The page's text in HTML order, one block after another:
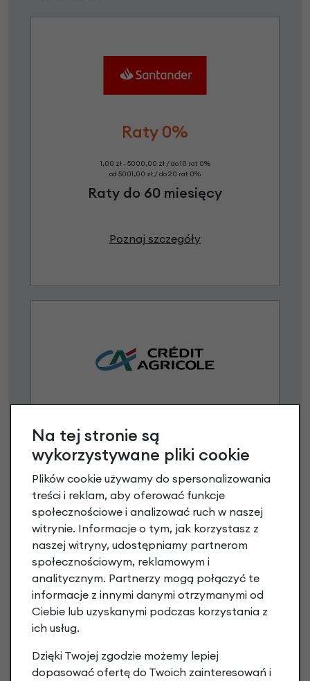
Raty 0%
1,00 zł - 5000,00 zł / do 10 rat 0%
od 5001,00 zł / do 20 rat 0%
Raty do 60 miesięcy
Poznaj szczegóły
3 miesiące nie płacisz
Raty do 60 miesięcy
Poznaj szczegóły
Na tej stronie są
wykorzystywane pliki cookie
Plików cookie używamy do spersonalizowania
treści i reklam, aby oferować funkcje
społecznościowe i analizować ruch w naszej
witrynie. Informacje o tym, jak korzystasz z
naszej witryny, udostępniamy partnerom
społecznościowym, reklamowym i
analitycznym. Partnerzy mogą połączyć te
informacje z innymi danymi otrzymanymi od
Ciebie lub uzyskanymi podczas korzystania z
ich usług.
Dzięki Twojej zgodzie możemy lepiej
dopasować ofertę do Twoich zainteresowań i